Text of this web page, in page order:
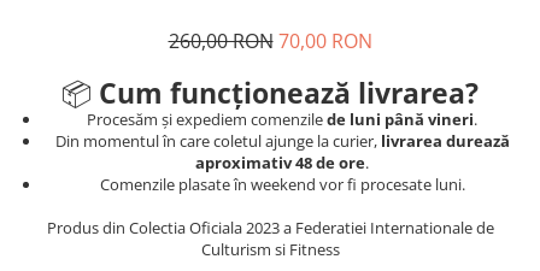
260,00 RON 70,00 RON
📦 Cum funcționează livrarea?
Procesăm și expediem comenzilede luni până vineri.
Din momentul în care coletul ajunge la curier, livrarea durează
aproximativ 48 de ore.
Comenzile plasate în weekend vor fi procesate luni.
Produs din Colectia Oficiala 2023 a Federatiei Internationale de
Culturism si Fitness